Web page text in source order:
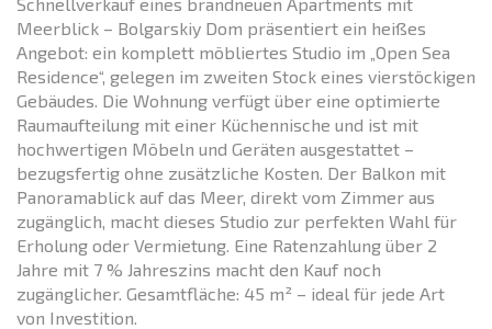
Meerblick – Bolgarskiy Dom präsentiert ein heißes
Angebot: ein komplett möbliertes Studio im „Open Sea
Residence“, gelegen im zweiten Stock eines vierstöckigen
Gebäudes. Die Wohnung verfügt über eine optimierte
Raumaufteilung mit einer Küchennische und ist mit
hochwertigen Möbeln und Geräten ausgestattet –
bezugsfertig ohne zusätzliche Kosten. Der Balkon mit
Panoramablick auf das Meer, direkt vom Zimmer aus
zugänglich, macht dieses Studio zur perfekten Wahl für
Erholung oder Vermietung. Eine Ratenzahlung über 2
Jahre mit 7 % Jahreszins macht den Kauf noch
zugänglicher. Gesamtfläche: 45 m² – ideal für jede Art
von Investition.